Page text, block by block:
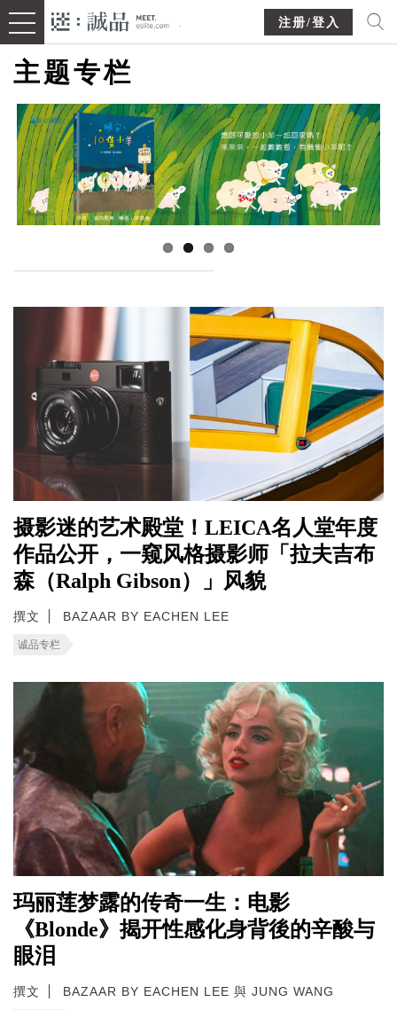
注册/登入
主题专栏
摄影迷的艺术殿堂！LEICA名人堂年度
作品公开，一窥风格摄影师「拉夫吉布
森（Ralph Gibson）」风貌
撰文 BAZAAR BY EACHEN LEE
诚品专栏
玛丽莲梦露的传奇一生：电影
《Blonde》揭开性感化身背後的辛酸与
眼泪
撰文 BAZAAR BY EACHEN LEE 與 JUNG WANG